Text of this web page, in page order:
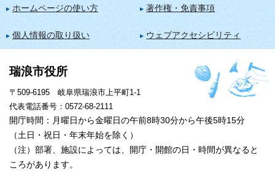
ホームページの使い方 著作権・免責事項
個人情報の取り扱い ウェブアクセシビリティ
瑞浪市役所
〒509-6195 岐阜県瑞浪市上平町1-1
代表電話番号：0572-68-2111
開庁時間：月曜日から金曜日の午前8時30分から午後5時15分
（土日・祝日・年末年始を除く）
（注）部署、施設によっては、開庁・開館の日・時間が異なると
ころがあります。